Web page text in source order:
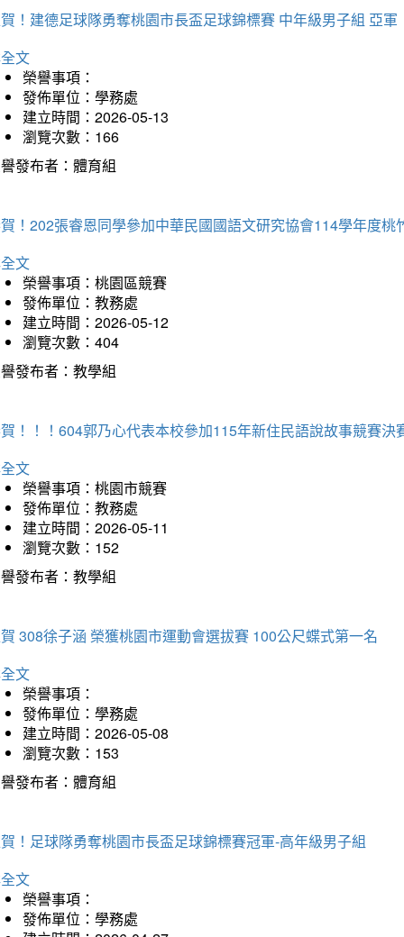
！建德足球隊勇奪桃園市長盃足球錦標賽 中年級男子組 亞軍
文
榮譽事項：
發佈單位：學務處
建立時間：2026-05-13
瀏覽次數：166
發布者：體育組
！202張睿恩同學參加中華民國國語文研究協會114學年度
文
榮譽事項：桃園區競賽
發佈單位：教務處
建立時間：2026-05-12
瀏覽次數：404
發布者：教學組
！！！604郭乃心代表本校參加115年新住民語說故事競賽決
文
榮譽事項：桃園市競賽
發佈單位：教務處
建立時間：2026-05-11
瀏覽次數：152
發布者：教學組
308徐子涵 榮獲桃園市運動會選拔賽 100公尺蝶式第一名
文
榮譽事項：
發佈單位：學務處
建立時間：2026-05-08
瀏覽次數：153
發布者：體育組
！足球隊勇奪桃園市長盃足球錦標賽冠軍-高年級男子組
文
榮譽事項：
發佈單位：學務處